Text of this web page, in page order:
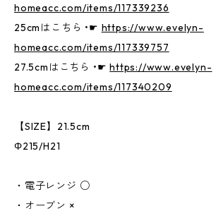
homeacc.com/items/117339236
25cmはこちら •☛ https://www.evelyn-
homeacc.com/items/117339757
27.5cmはこちら •☛https://www.evelyn-
homeacc.com/items/117340209
【SIZE】21.5cm
Φ215/H21
・電子レンジ ○
・オーブン ×